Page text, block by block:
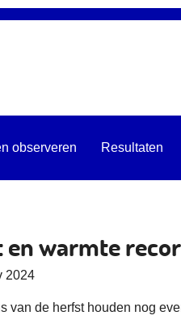
observeren Resultaten
warmte
2024
van de herfst houden nog